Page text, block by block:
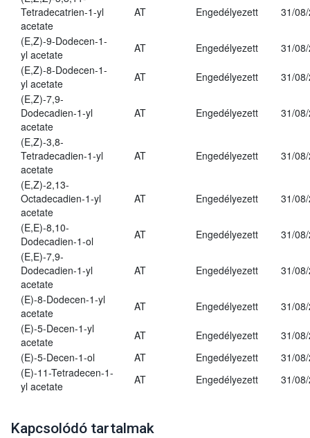
Tetradecatrien-1-yl
acetate
AT Engedélyezett 31/
(E,Z)-9-Dodecen-1-
yl acetate
AT Engedélyezett
31/
(E,Z)-8-Dodecen-1-
yl acetate
AT Engedélyezett
31/
(E,Z)-7,9-
Dodecadien-1-yl
acetate
AT Engedélyezett 31/
(E,Z)-3,8-
Tetradecadien-1-yl
acetate
AT Engedélyezett 31/
(E,Z)-2,13-
Octadecadien-1-yl
acetate
AT Engedélyezett 31/
(E,E)-8,10-
Dodecadien-1-ol
AT Engedélyezett
31/
(E,E)-7,9-
Dodecadien-1-yl
acetate
AT Engedélyezett 31/
(E)-8-Dodecen-1-yl
acetate
AT Engedélyezett
31/
(E)-5-Decen-1-yl
acetate
AT Engedélyezett
31/
(E)-5-Decen-1-ol
AT Engedélyezett
31/
(E)-11-Tetradecen-1-
yl acetate
AT Engedélyezett 31/
Kapcsolódó tartalmak